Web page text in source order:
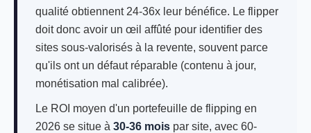
qualité obtiennent 24-36x leur bénéfice. Le flipper
doit donc avoir un œil affûté pour identifier des
sites sous-valorisés à la revente, souvent parce
qu'ils ont un défaut réparable (contenu à jour,
monétisation mal calibrée).
Le ROI moyen d'un portefeuille de flipping en
2026 se situe à 30-36 mois par site, avec 60-